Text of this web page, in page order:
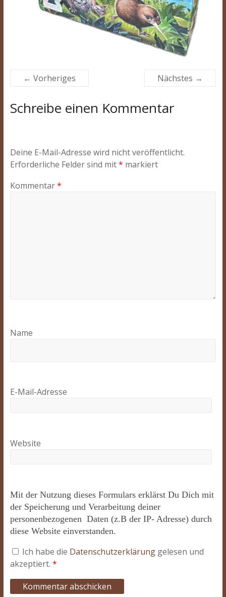
← Vorheriges Nächstes →
Schreibe einen Kommentar
Deine E-Mail-Adresse wird nicht veröffentlicht.
Erforderliche Felder sind mit* markiert
Kommentar*
Name
E-Mail-Adresse
Website
Mit der Nutzung dieses Formulars erklärst Du Dich mit
der Speicherung und Verarbeitung deiner
personenbezogenen Daten (z.B der IP- Adresse) durch
diese Website einverstanden.
Ich habe die Datenschutzerklärung gelesen und
akzeptiert. *